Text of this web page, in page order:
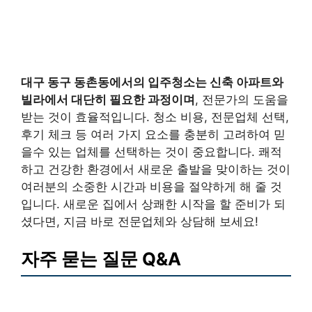
대구 동구 동촌동에서의 입주청소는 신축 아파트와
빌라에서 대단히 필요한 과정이며 , 전문가의 도움을
받는 것이 효율적입니다. 청소 비용, 전문업체 선택,
후기 체크 등 여러 가지 요소를 충분히 고려하여 믿
을수 있는 업체를 선택하는 것이 중요합니다. 쾌적
하고 건강한 환경에서 새로운 출발을 맞이하는 것이
여러분의 소중한 시간과 비용을 절약하게 해 줄 것
입니다. 새로운 집에서 상쾌한 시작을 할 준비가 되
셨다면, 지금 바로 전문업체와 상담해 보세요!
자주 묻는 질문 Q&A